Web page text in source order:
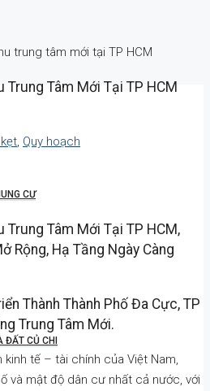
CƯ
ĐẤT CỦ CHI
trung tâm mới tại TP HCM
Trung Tâm Mới Tại TP HCM
, Quy hoạch
Trung Tâm Mới Tại TP HCM,
Rộng, Hạ Tầng Ngày Càng
Thành Thành Phố Đa Cực, TP
Trung Tâm Mới.
kinh tế – tài chính của Việt Nam,
và mật độ dân cư nhất cả nước, với